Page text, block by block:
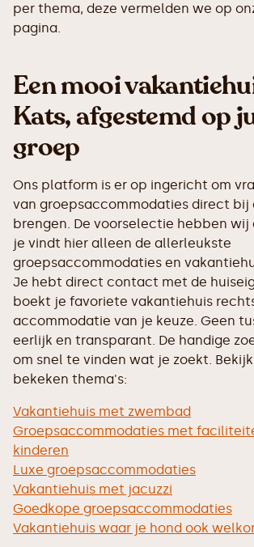
per thema, deze vermelden we op
pagina.
Een mooi
Kats, afgestemd op
groep
Ons platform is er op ingericht om
van groepsaccommodaties direct bij
brengen. De voorselectie hebben wij
je vindt hier alleen de allerleukste
groepsaccommodaties en
Je hebt direct contact met de
boekt je favoriete vakantiehuis
accommodatie van je keuze. Geen
eerlijk en transparant. De handige
om snel te vinden wat je zoekt.
bekeken thema's:
Vakantiehuis met zwembad
Groepsaccommodaties met
kinderen
Luxe groepsaccommodaties
Vakantiehuis met jacuzzi
Goedkope groepsaccommodaties
Vakantiehuis waar je hond ook